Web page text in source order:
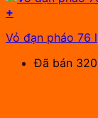
+
Vỏ đạn pháo 76
Đã bán 320